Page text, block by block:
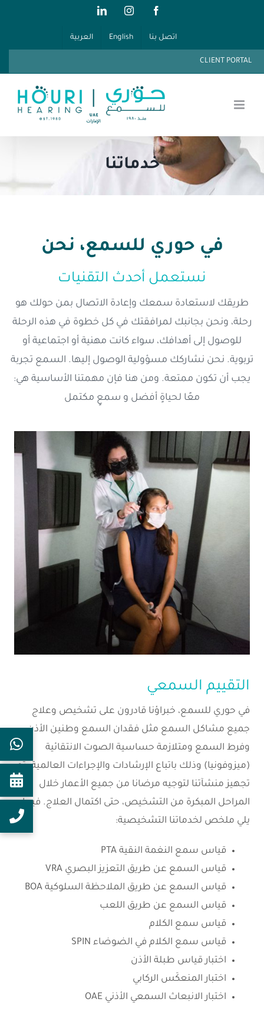
Facebook
Instagram
LinkedIn
اتصل بنا English العربية
CLIENT PORTAL
خدماتنا
في حوري للسمع، نحن
نستعمل أحدث التقنيات
طريقك لاستعادة سمعك وإعادة الاتصال بمن حولك هو
رحلة، ونحن بجانبك لمرافقتك في كل خطوة في هذه الرحلة
للوصول إلى أهدافك، سواء كانت مهنية أو اجتماعية أو
تربوية. نحن نشاركك مسؤولية الوصول إليها. السمع تجربة
يجب أن تكون ممتعة. ومن هنا فإن مهمتنا الأساسية هي:
معًا لحياةٍ أفضل و سمعٍ مكتمل
التقييم السمعي
في حوري للسمع، خبراؤنا قادرون على تشخيص وعلاج
جميع مشاكل السمع مثل فقدان السمع وطنين الأذن
وفرط السمع ومتلازمة حساسية الصوت الانتقائية
(ميزوفونيا) وذلك باتباع الإرشادات والإجراءات العالمية. تم
تجهيز منشآتنا لتوجيه مرضانا من جميع الأعمار خلال
المراحل المبكرة من التشخيص، حتى اكتمال العلاج. فيما
يلي ملخص لخدماتنا التشخيصية:
قياس سمع النغمة النقية PTA
قياس السمع عن طريق التعزيز البصري VRA
قياس السمع عن طريق الملاحظة السلوكية BOA
قياس السمع عن طريق اللعب
قياس سمع الكلام
قياس سمع الكلام في الضوضاء SPIN
اختبار قياس طبلة الأذن
اختبار المنعكَس الركابي
اختبار الانبعاث السمعي الأذني OAE